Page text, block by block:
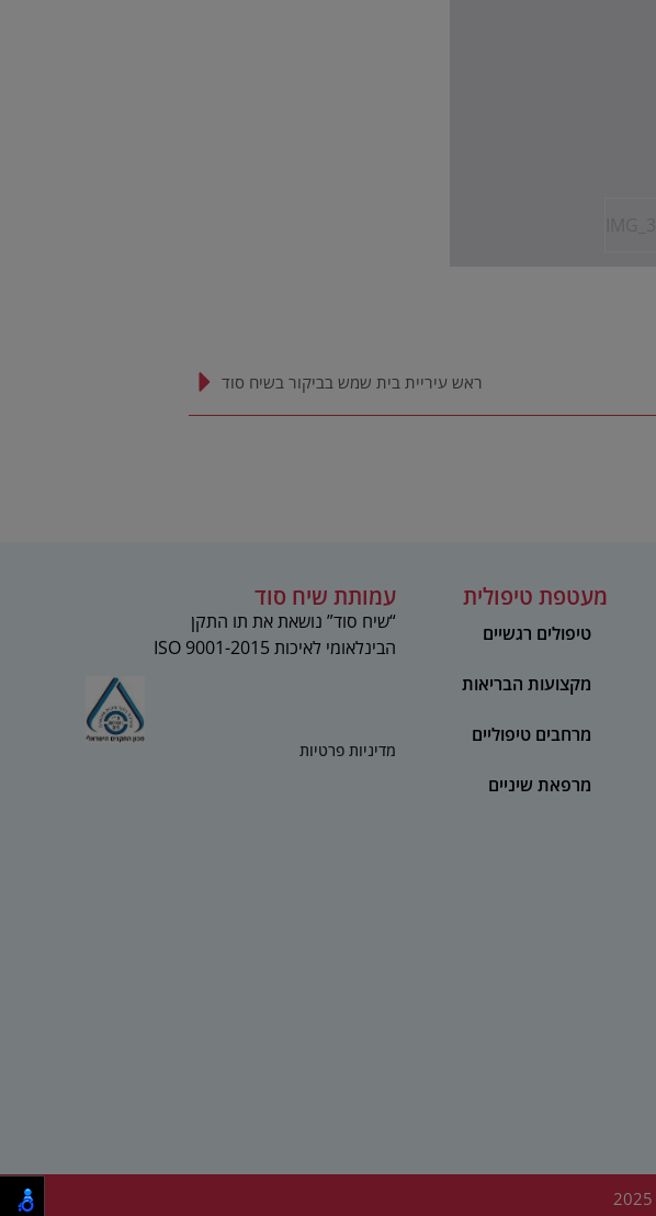
ראש עיריית בית שמש בביקור בשיח סוד
מעטפת טיפולית
טיפולים רגשיים
מקצועות הבריאות
מרחבים טיפוליים
מרפאת שיניים
עמותת שיח סוד
“שיח סוד” נושאת את תו התקן
הבינלאומי לאיכות 2015-ISO 9001
מדיניות פרטיות